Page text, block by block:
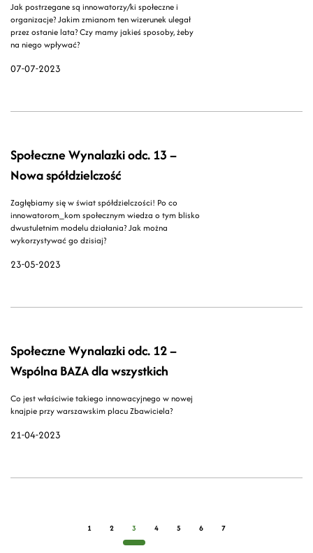
07-07-2023
Jak postrzegane są innowatorzy/ki społeczne i
organizacje? Jakim zmianom ten wizerunek ulegał
przez ostanie lata? Czy mamy jakieś sposoby, żeby
na niego wpływać?
23-05-2023
Społeczne Wynalazki odc. 13 –
Nowa spółdzielczość
Zagłębiamy się w świat spółdzielczości! Po co
innowatorom_kom społecznym wiedza o tym blisko
dwustuletnim modelu działania? Jak można
wykorzystywać go dzisiaj?
21-04-2023
Społeczne Wynalazki odc. 12 –
Wspólna BAZA dla wszystkich
Co jest właściwie takiego innowacyjnego w nowej
knajpie przy warszawskim placu Zbawiciela?
1 2 3 4 5 6 7